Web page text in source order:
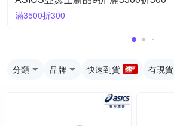
滿3500折300
分類 品牌 快速到貨 有現貨